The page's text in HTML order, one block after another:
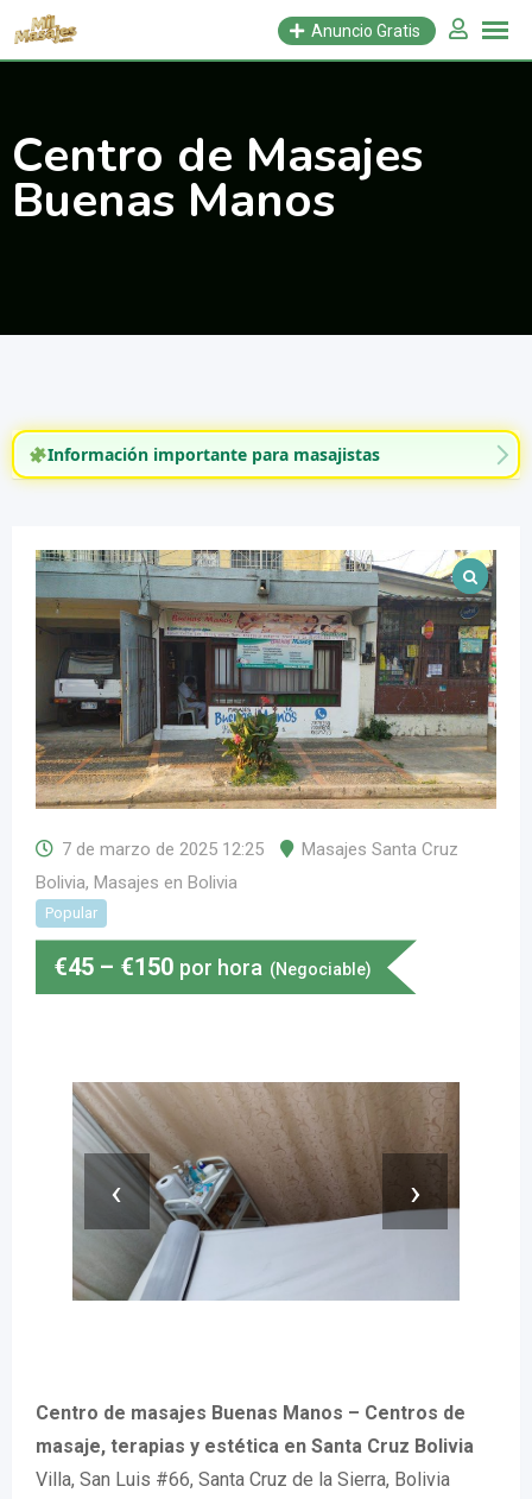
Saltar
Anuncio Gratis
Centro de Masajes
Buenas Manos
Información importante para masajistas
7 de marzo de 2025 12:25
Masajes Santa Cruz
Bolivia, Masajes en Bolivia
Popular
€45 – €150 por hora (Negociable)
‹ ›
Centro de masajes Buenas Manos – Centros de
masaje, terapias y estética en Santa Cruz Bolivia
Villa, San Luis #66, Santa Cruz de la Sierra, Bolivia